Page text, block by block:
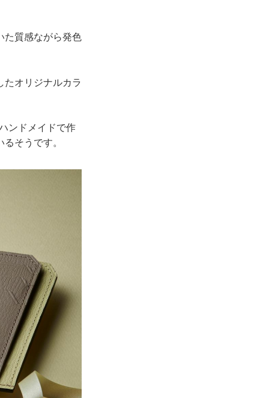
た質感ながら発色
たオリジナルカラ
ンドメイドで作
そうです。